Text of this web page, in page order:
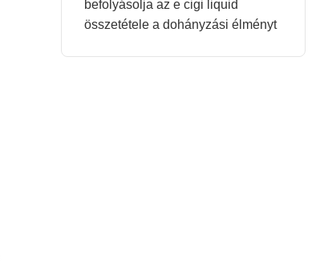
befolyásolja az e cigi liquid
összetétele a dohányzási élményt